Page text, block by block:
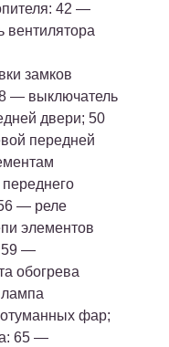
42 —
вентилятора
замков
— выключатель
двери; 50
передней
— реле
элементов
59 —
обогрева
фар;
65 —